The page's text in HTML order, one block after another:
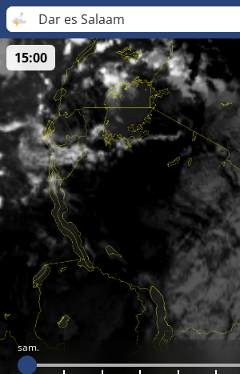
Dar es Salaam
sam.
15:00